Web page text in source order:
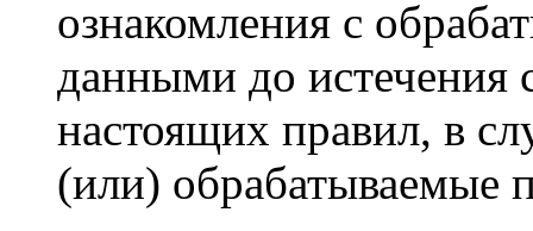
ознакомления с
данными до истечения
настоящих правил, в
(или) обрабатываемые